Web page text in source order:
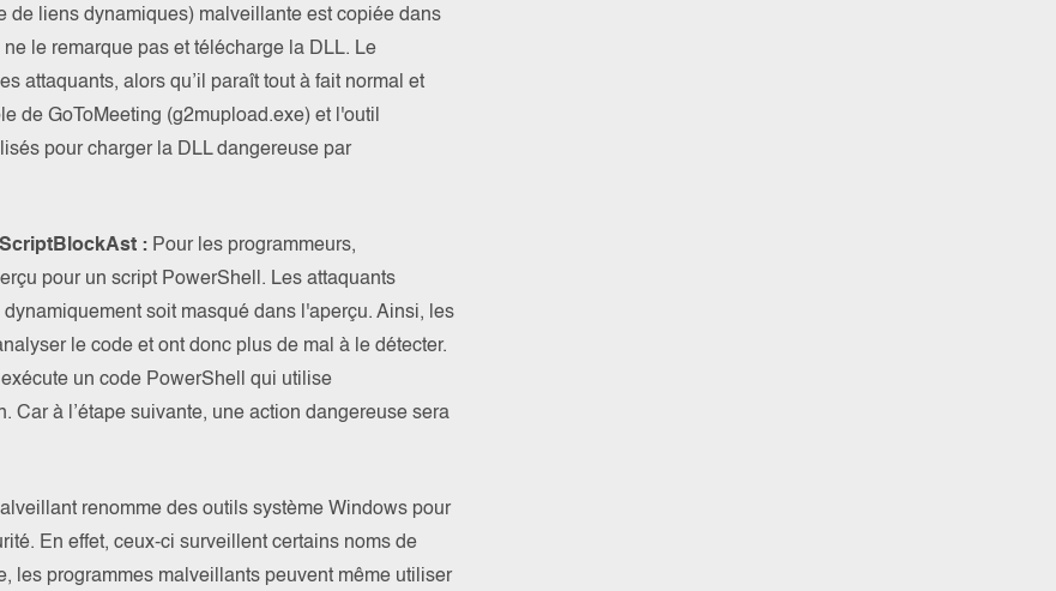
de liens dynamiques) malveillante est copiée dans
ne le remarque pas et télécharge la DLL. Le
attaquants, alors qu’il paraît tout à fait normal et
de GoToMeeting (g2mupload.exe) et l'outil
pour charger la DLL dangereuse par
: Pour les programmeurs,
pour un script PowerShell. Les attaquants
soit masqué dans l'aperçu. Ainsi, les
le code et ont donc plus de mal à le détecter.
un code PowerShell qui utilise
Car à l’étape suivante, une action dangereuse sera
renomme des outils système Windows pour
En effet, ceux-ci surveillent certains noms de
les programmes malveillants peuvent même utiliser